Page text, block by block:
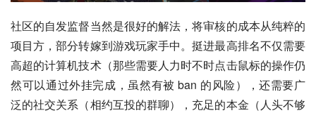
社区的自发监督当然是很好的解法，将审核的成本从纯粹的
项目方，部分转嫁到游戏玩家手中。挺进最高排名不仅需要
高超的计算机技术（那些需要人力时不时点击鼠标的操作仍
然可以通过外挂完成，虽然有被 ban 的风险），还需要广
泛的社交关系（相约互投的群聊），充足的本金（人头不够